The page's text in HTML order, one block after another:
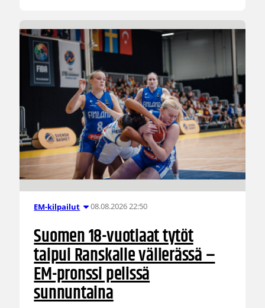
EM-kilpailut 08.08.2026 22:50
Suomen 18-vuotiaat tytöt
taipui Ranskalle välierässä –
EM-pronssi pelissä
sunnuntaina